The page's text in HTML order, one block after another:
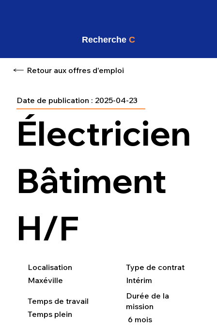
Retour aux offres d'emploi
Électricien
Bâtiment
H/F
2025-04-23
Date de publication :
Localisation
Maxéville
Type de contrat
Intérim
Temps de travail
Temps plein
Durée de la
mission
6 mois
Recherche C